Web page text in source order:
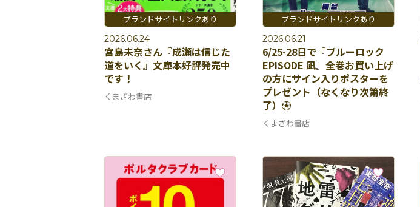
2026.06.24
宮島未奈さん『成瀬は信じた
道をいく』文庫本好評発売中
です！
くまざわ書店
2026.06.21
6/25-28日で『ブルーロック
EPISODE 凪』全巻お買い上げ
の方にサイン⼊りポスターを
プレゼント（なくなり次第終
了）⚽️
くまざわ書店